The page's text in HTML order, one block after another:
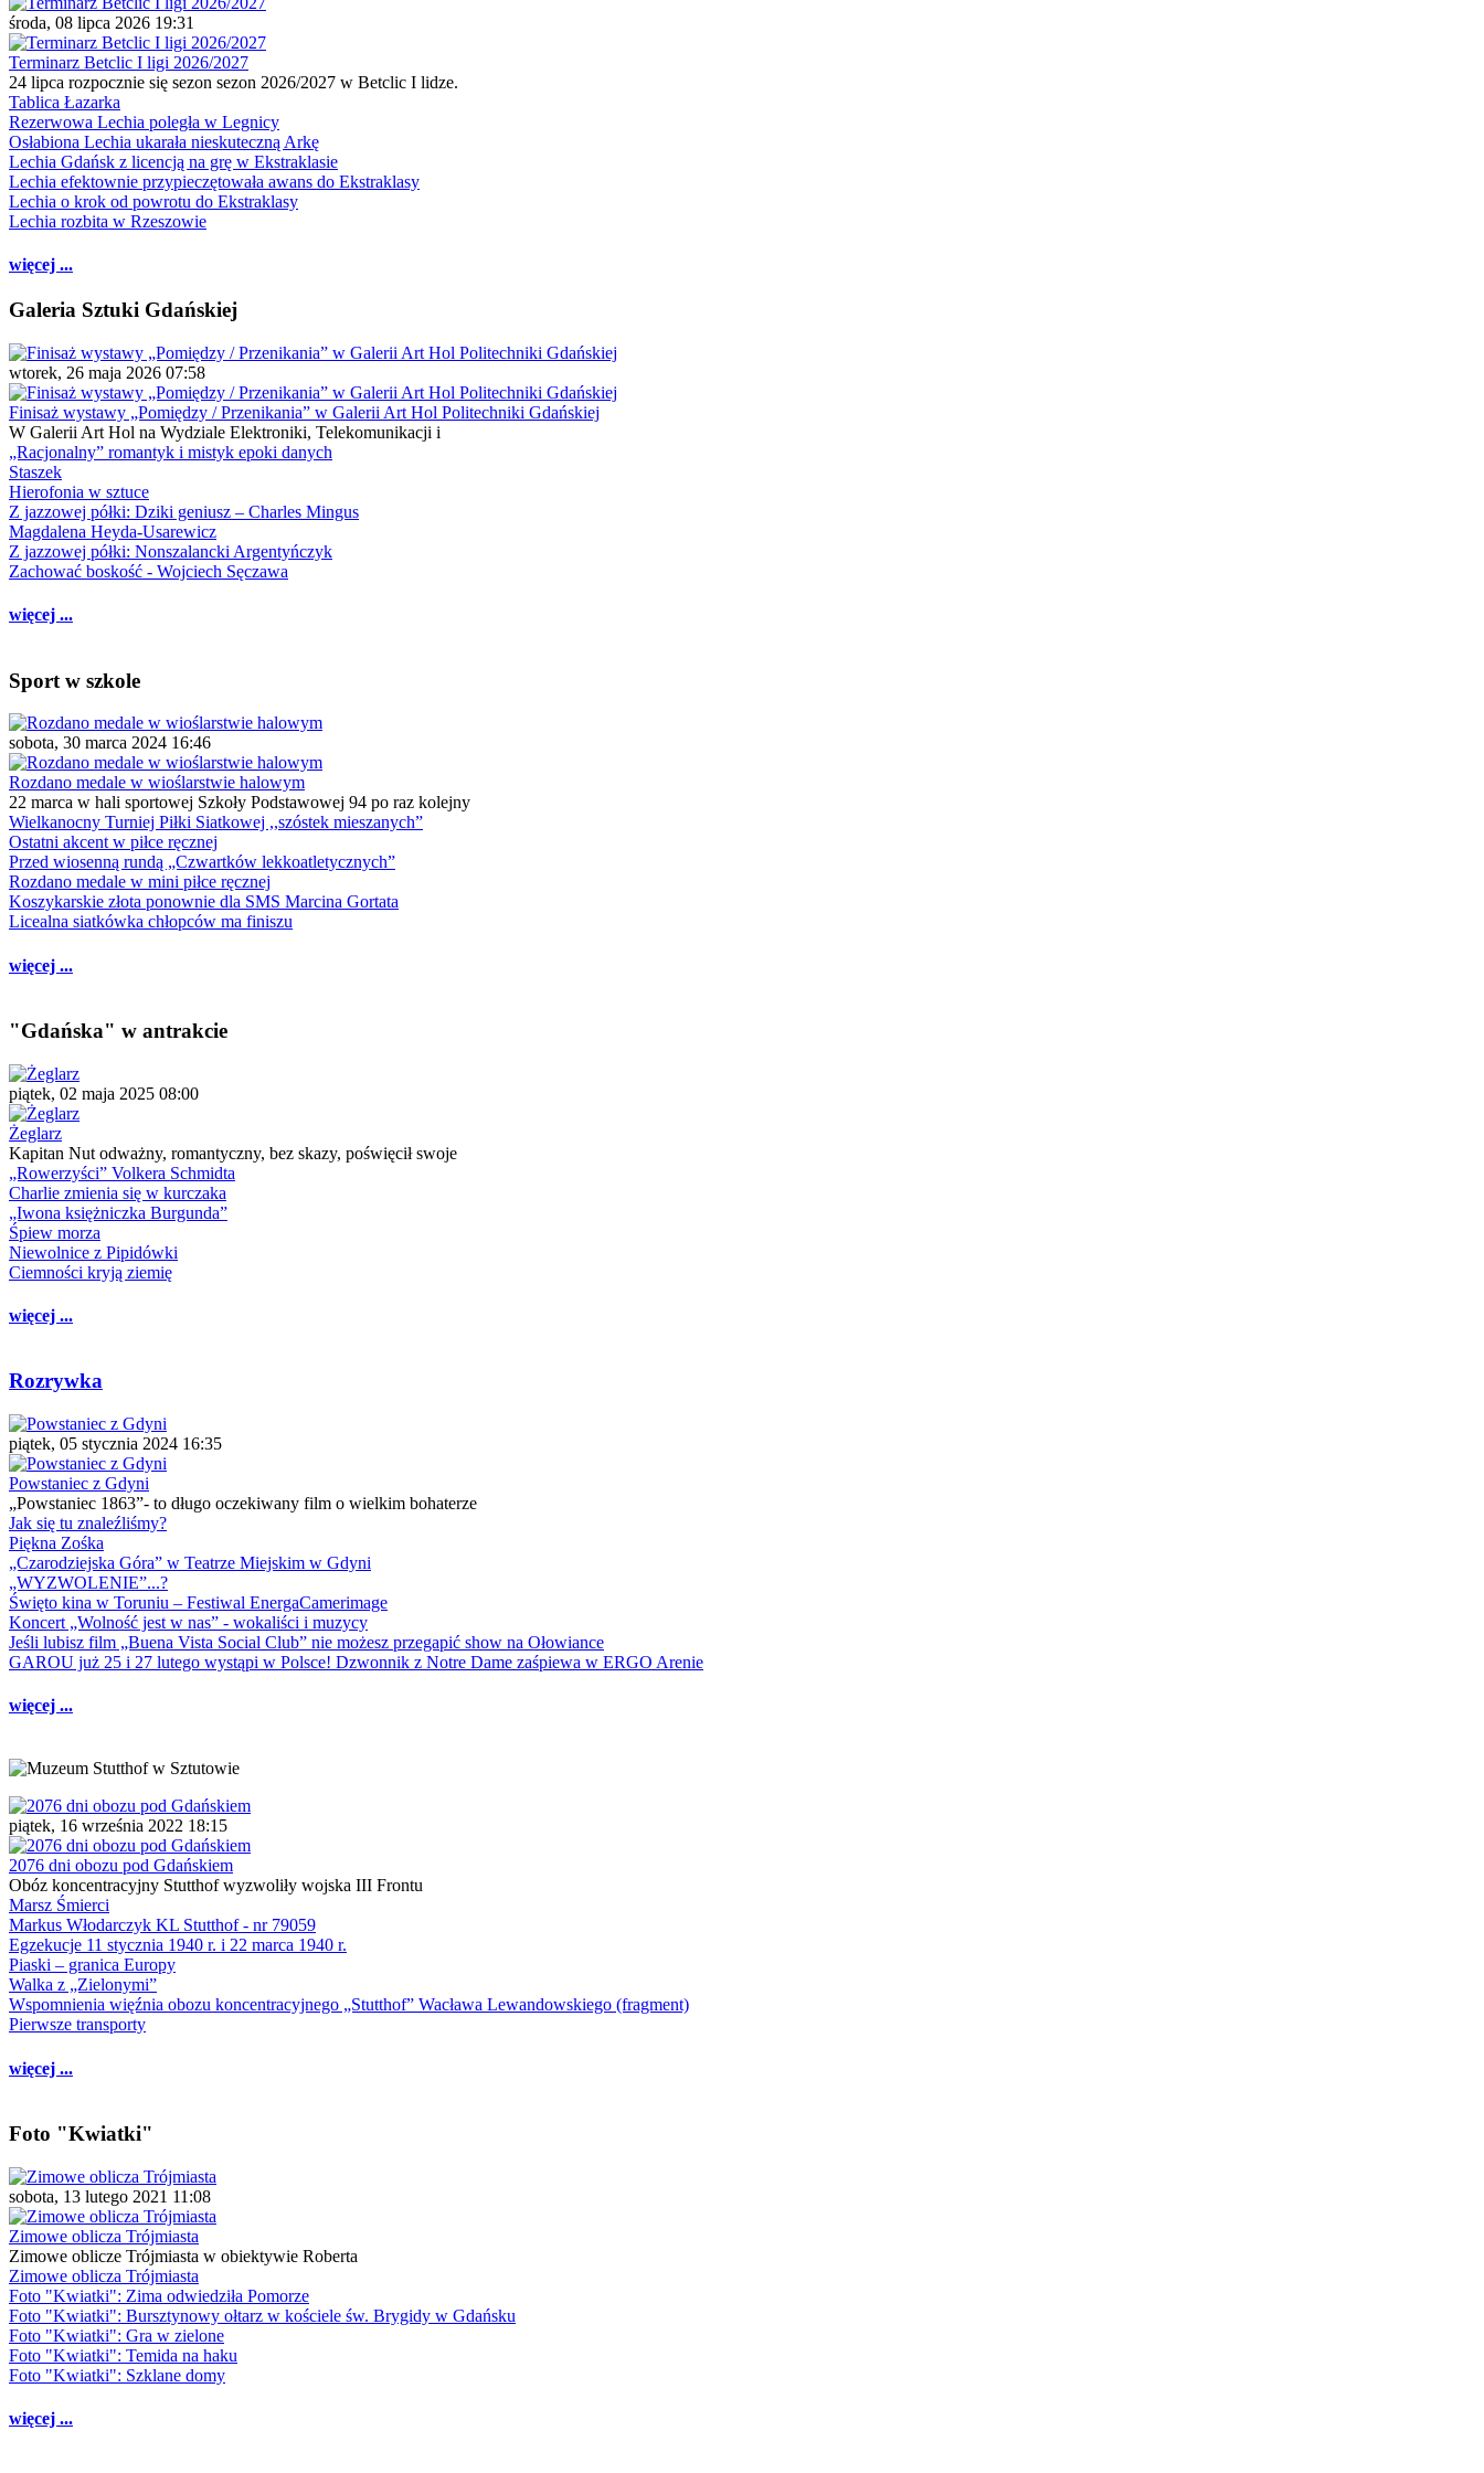
środa, 08 lipca 2026 19:31
Terminarz Betclic I ligi 2026/2027
24 lipca rozpocznie się sezon sezon 2026/2027 w Betclic I lidze.
Tablica Łazarka
Rezerwowa Lechia poległa w Legnicy
Osłabiona Lechia ukarała nieskuteczną Arkę
Lechia Gdańsk z licencją na grę w Ekstraklasie
Lechia efektownie przypieczętowała awans do Ekstraklasy
Lechia o krok od powrotu do Ekstraklasy
Lechia rozbita w Rzeszowie
więcej ...
Galeria Sztuki Gdańskiej
wtorek, 26 maja 2026 07:58
Finisaż wystawy „Pomiędzy / Przenikania” w Galerii Art Hol Politechniki Gdańskiej
W Galerii Art Hol na Wydziale Elektroniki, Telekomunikacji i
„Racjonalny” romantyk i mistyk epoki danych
Staszek
Hierofonia w sztuce
Z jazzowej półki: Dziki geniusz – Charles Mingus
Magdalena Heyda-Usarewicz
Z jazzowej półki: Nonszalancki Argentyńczyk
Zachować boskość - Wojciech Sęczawa
więcej ...
Sport w szkole
sobota, 30 marca 2024 16:46
Rozdano medale w wioślarstwie halowym
22 marca w hali sportowej Szkoły Podstawowej 94 po raz kolejny
Wielkanocny Turniej Piłki Siatkowej ,,szóstek mieszanych”
Ostatni akcent w piłce ręcznej
Przed wiosenną rundą „Czwartków lekkoatletycznych”
Rozdano medale w mini piłce ręcznej
Koszykarskie złota ponownie dla SMS Marcina Gortata
Licealna siatkówka chłopców ma finiszu
więcej ...
"Gdańska" w antrakcie
piątek, 02 maja 2025 08:00
Żeglarz
Kapitan Nut odważny, romantyczny, bez skazy, poświęcił swoje
„Rowerzyści” Volkera Schmidta
Charlie zmienia się w kurczaka
„Iwona księżniczka Burgunda”
Śpiew morza
Niewolnice z Pipidówki
Ciemności kryją ziemię
więcej ...
Rozrywka
piątek, 05 stycznia 2024 16:35
Powstaniec z Gdyni
„Powstaniec 1863”- to długo oczekiwany film o wielkim bohaterze
Jak się tu znaleźliśmy?
Piękna Zośka
„Czarodziejska Góra” w Teatrze Miejskim w Gdyni
„WYZWOLENIE”...?
Święto kina w Toruniu – Festiwal EnergaCamerimage
Koncert „Wolność jest w nas” - wokaliści i muzycy
Jeśli lubisz film „Buena Vista Social Club” nie możesz przegapić show na Ołowiance
GAROU już 25 i 27 lutego wystąpi w Polsce! Dzwonnik z Notre Dame zaśpiewa w ERGO Arenie
więcej ...
piątek, 16 września 2022 18:15
2076 dni obozu pod Gdańskiem
Obóz koncentracyjny Stutthof wyzwoliły wojska III Frontu
Marsz Śmierci
Markus Włodarczyk KL Stutthof - nr 79059
Egzekucje 11 stycznia 1940 r. i 22 marca 1940 r.
Piaski – granica Europy
Walka z „Zielonymi”
Wspomnienia więźnia obozu koncentracyjnego „Stutthof” Wacława Lewandowskiego (fragment)
Pierwsze transporty
więcej ...
Foto "Kwiatki"
sobota, 13 lutego 2021 11:08
Zimowe oblicza Trójmiasta
Zimowe oblicze Trójmiasta w obiektywie Roberta
Zimowe oblicza Trójmiasta
Foto "Kwiatki": Zima odwiedziła Pomorze
Foto "Kwiatki": Bursztynowy ołtarz w kościele św. Brygidy w Gdańsku
Foto "Kwiatki": Gra w zielone
Foto "Kwiatki": Temida na haku
Foto "Kwiatki": Szklane domy
więcej ...